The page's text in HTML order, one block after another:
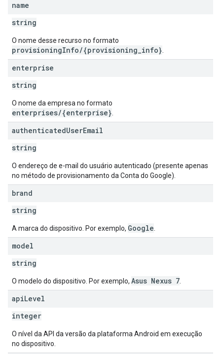
name
string
O nome desse recurso no formato
provisioningInfo/{provisioning_info}
enterprise
string
O nome da empresa no formato
enterprises/{enterprise}
authenticatedUserEmail
string
O endereço de e-mail do usuário autenticado (presente apenas
no método de provisionamento da Conta do Google).
brand
string
A marca do dispositivo. Por exemplo, Google
model
string
O modelo do dispositivo. Por exemplo, Asus Nexus 7
apiLevel
integer
O nível da API da versão da plataforma Android em execução
no dispositivo.